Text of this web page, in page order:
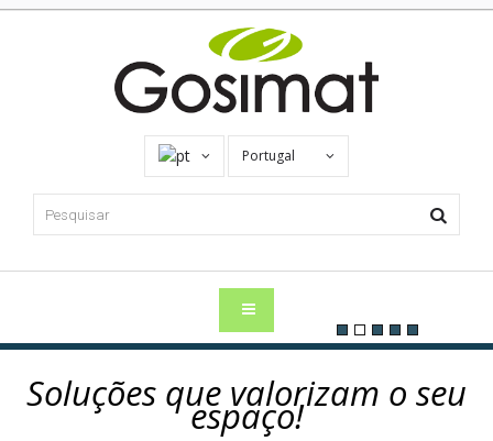
Portugal
Soluções que valorizam o seu
espaço!